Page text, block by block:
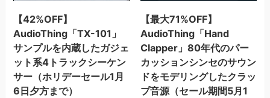
【42%OFF】
AudioThing「TX-101」
サンプルを内蔵したガジェ
ット系4トラックシーケン
サー（ホリデーセール1月
6日夕方まで）
【最大71%OFF】
AudioThing「Hand
Clapper」80年代のパー
カッションシンセのサウン
ドをモデリングしたクラッ
プ音源（セール期間5月1